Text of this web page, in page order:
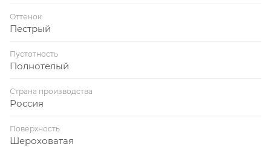
Оттенок
Пестрый
Пустотность
Полнотелый
Страна производства
Россия
Поверхность
Шероховатая